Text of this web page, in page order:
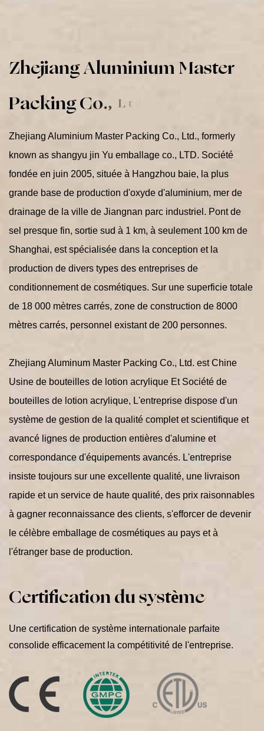
ZhejiangAluminiumMaster
PackingCo., Lt
Zhejiang Aluminium Master Packing Co., Ltd., formerly
known as shangyu jin Yu emballage co., LTD. Société
fondée en juin 2005, située à Hangzhou baie, la plus
grande base de production d'oxyde d'aluminium, mer de
drainage de la ville de Jiangnan parc industriel. Pont de
sel presque fin, sortie sud à 1 km, à seulement 100 km de
Shanghai, est spécialisée dans la conception et la
production de divers types des entreprises de
conditionnement de cosmétiques. Sur une superficie totale
de 18 000 mètres carrés, zone de construction de 8000
mètres carrés, personnel existant de 200 personnes.
Zhejiang Aluminum Master Packing Co., Ltd. estChine
Usine de bouteilles de lotion acrylique Et Société de
bouteilles de lotion acrylique, L'entreprise dispose d'un
système de gestion de la qualité complet et scientifique et
avancé lignes de production entières d'alumine et
correspondance d'équipements avancés. L'entreprise
insiste toujours sur une excellente qualité, une livraison
rapide et un service de haute qualité, des prix raisonnables
à gagner reconnaissance des clients, s'efforcer de devenir
le célèbre emballage de cosmétiques au pays et à
l'étranger base de production.
Une certification de système internationale parfaite
consolide efficacement la compétitivité de l'entreprise.